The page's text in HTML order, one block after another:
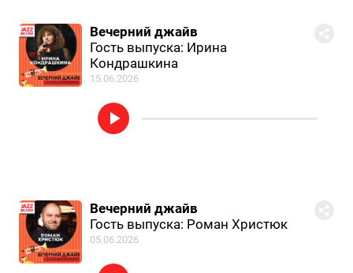
Вечерний джайв
Гость выпуска: Ирина
Кондрашкина
15.06.2026
Вечерний джайв
Гость выпуска: Роман Христюк
05.06.2026